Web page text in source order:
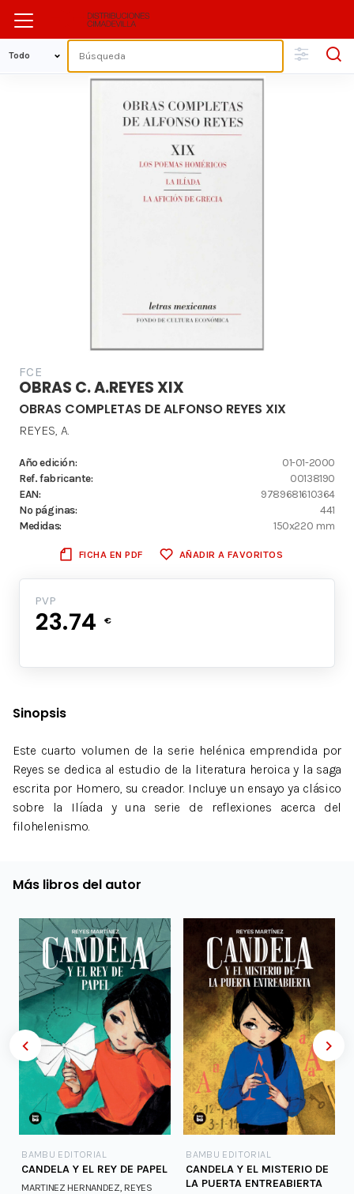
FCE
OBRAS C. A.REYES XIX
OBRAS COMPLETAS DE ALFONSO REYES XIX
REYES, A.
Año edición:
01-01-2000
Ref. fabricante:
00138190
EAN:
9789681610364
Nº páginas:
441
Medidas:
150x220 mm
FICHA EN PDF AÑADIR A FAVORITOS
PVP
23.74 €
Sinopsis
Este cuarto volumen de la serie helénica emprendida por
Reyes se dedica al estudio de la literatura heroica y la saga
escrita por Homero, su creador. Incluye un ensayo ya clásico
sobre la Ilíada y una serie de reflexiones acerca del
filohelenismo.
Más libros del autor
BAMBU EDITORIAL
CANDELA Y EL REY DE PAPEL
MARTINEZ HERNANDEZ, REYES
BAMBU EDITORIAL
CANDELA Y EL MISTERIO DE
LA PUERTA ENTREABIERTA